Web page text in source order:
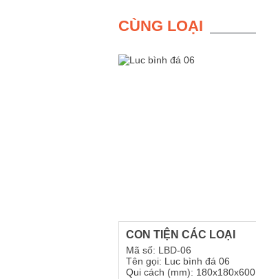
CÙNG LOẠI
CON TIỆN CÁC LOẠI
Mã số: LBD-06
Tên gọi: Luc bình đá 06
Qui cách (mm): 180x180x600